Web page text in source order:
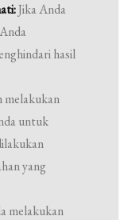
Jika Anda
hasil
melakukan
untuk
yang
melakukan